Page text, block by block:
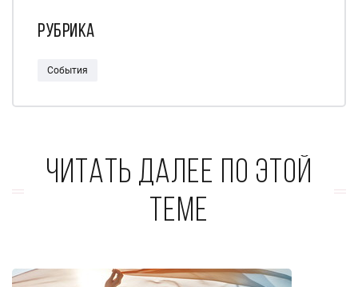
Рубрика
События
Читать далее по этой
теме